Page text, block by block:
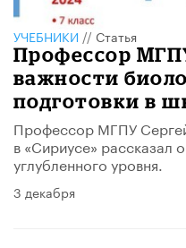
УЧЕБНИКИ // Статья
Профессор
важности
подготовки в
Профессор МГПУ
в «Сириусе» рассказал
углубленного уровня.
3 декабря